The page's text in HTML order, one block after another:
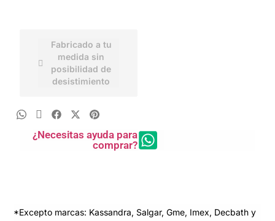
Fabricado a tu
medida sin
posibilidad de
desistimiento
¿Necesitas ayuda para
comprar?
*Excepto marcas: Kassandra, Salgar, Gme, Imex, Decbath y